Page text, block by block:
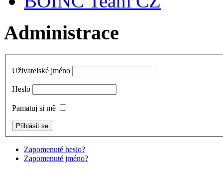
Administrace
Uživatelské jméno
Heslo
Pamatuj si mě
Zapomenuté heslo?
Zapomenuté jméno?